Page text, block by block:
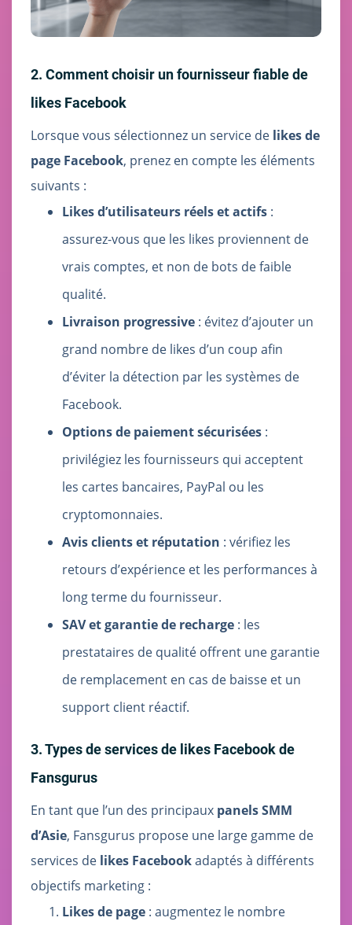
2. Comment choisir un fournisseur fiable de
likes Facebook
Lorsque vous sélectionnez un service de likes de
page Facebook, prenez en compte les éléments
suivants :
Likes d’utilisateurs réels et actifs :
assurez-vous que les likes proviennent de
vrais comptes, et non de bots de faible
qualité.
Livraison progressive : évitez d’ajouter un
grand nombre de likes d’un coup afin
d’éviter la détection par les systèmes de
Facebook.
Options de paiement sécurisées :
privilégiez les fournisseurs qui acceptent
les cartes bancaires, PayPal ou les
cryptomonnaies.
Avis clients et réputation : vérifiez les
retours d’expérience et les performances à
long terme du fournisseur.
SAV et garantie de recharge : les
prestataires de qualité offrent une garantie
de remplacement en cas de baisse et un
support client réactif.
3. Types de services de likes Facebook de
Fansgurus
En tant que l’un des principaux panels SMM
d’Asie, Fansgurus propose une large gamme de
services de likes Facebookadaptés à différents
objectifs marketing :
Likes de page : augmentez le nombre